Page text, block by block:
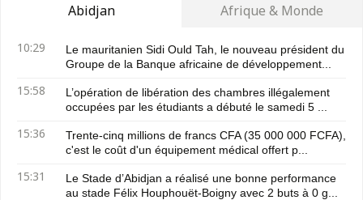
Abidjan Afrique & Monde
10:29
Le mauritanien Sidi Ould Tah, le nouveau président du
Groupe de la Banque africaine de développement...
15:58
L’opération de libération des chambres illégalement
occupées par les étudiants a débuté le samedi 5 ...
15:36
Trente-cinq millions de francs CFA (35 000 000 FCFA),
c'est le coût d'un équipement médical offert p...
15:31
Le Stade d’Abidjan a réalisé une bonne performance
au stade Félix Houphouët-Boigny avec 2 buts à 0 g...